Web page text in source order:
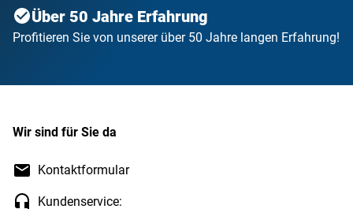
Über 50 Jahre Erfahrung
Profitieren Sie von unserer über 50 Jahre langen Erfahrung!
Wir sind für Sie da
Kontaktformular
Kundenservice: